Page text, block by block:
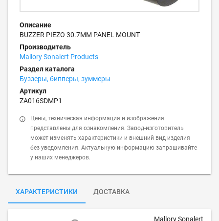
Описание
BUZZER PIEZO 30.7MM PANEL MOUNT
Производитель
Mallory Sonalert Products
Раздел каталога
Буззеры, бипперы, зуммеры
Артикул
ZA016SDMP1
Цены, техническая информация и изображения
представлены для ознакомления. Завод-изготовитель
может изменять характеристики и внешний вид изделия
без уведомления. Актуальную информацию запрашивайте
у наших менеджеров.
ХАРАКТЕРИСТИКИ ДОСТАВКА
Mallory Sonalert